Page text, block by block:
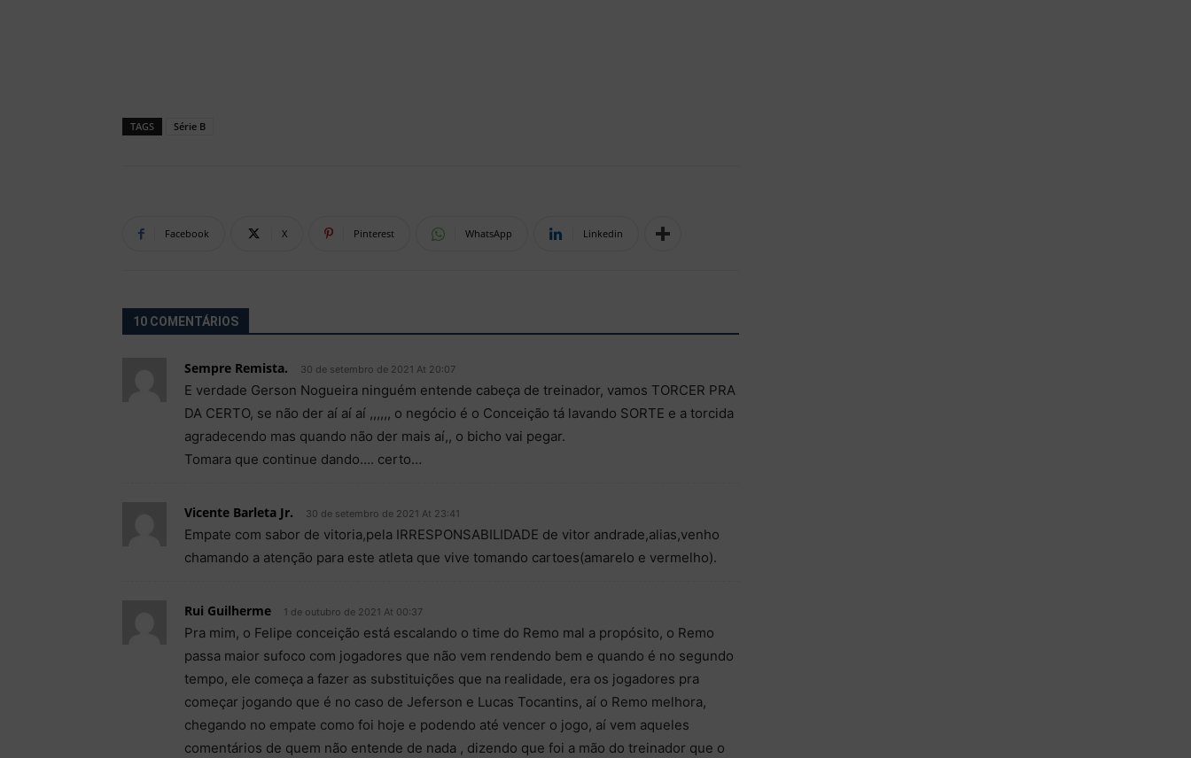
TAGS Série B
Facebook X Pinterest WhatsApp Linkedin
10 COMENTÁRIOS
Sempre Remista. 30 de setembro de 2021 At 20:07
E verdade Gerson Nogueira ninguém entende cabeça de treinador, vamos TORCER PRA
DA CERTO, se não der aí aí aí ,,,,,, o negócio é o Conceição tá lavando SORTE e a torcida
agradecendo mas quando não der mais aí,, o bicho vai pegar.
Tomara que continue dando…. certo…
Vicente Barleta Jr. 30 de setembro de 2021 At 23:41
Empate com sabor de vitoria,pela IRRESPONSABILIDADE de vitor andrade,alias,venho
chamando a atenção para este atleta que vive tomando cartoes(amarelo e vermelho).
Rui Guilherme 1 de outubro de 2021 At 00:37
Pra mim, o Felipe conceição está escalando o time do Remo mal a propósito, o Remo
passa maior sufoco com jogadores que não vem rendendo bem e quando é no segundo
tempo, ele começa a fazer as substituições que na realidade, era os jogadores pra
começar jogando que é no caso de Jeferson e Lucas Tocantins, aí o Remo melhora,
chegando no empate como foi hoje e podendo até vencer o jogo, aí vem aqueles
comentários de quem não entende de nada , dizendo que foi a mão do treinador que o